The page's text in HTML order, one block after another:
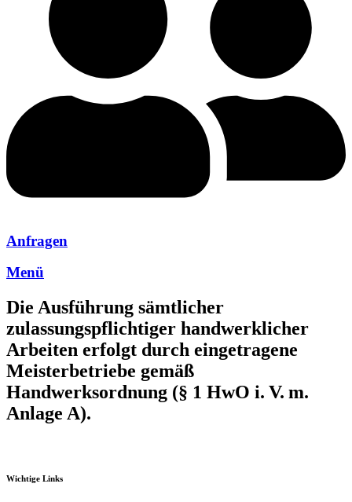
Anfragen
Menü
Die Ausführung sämtlicher
zulassungspflichtiger handwerklicher
Arbeiten erfolgt durch eingetragene
Meisterbetriebe gemäß
Handwerksordnung (§ 1 HwO i. V. m.
Anlage A).
Wichtige Links